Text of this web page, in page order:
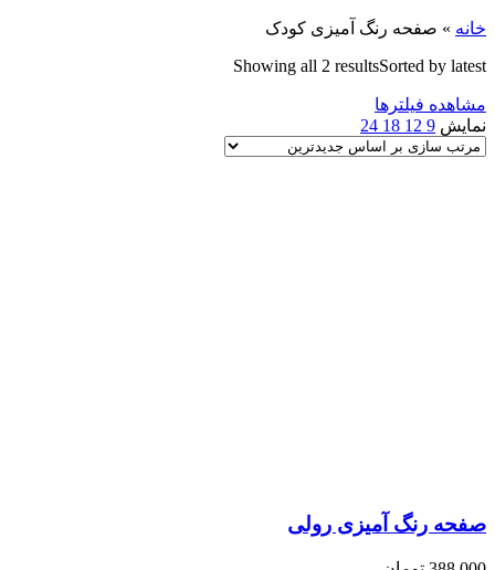
خانه » صفحه رنگ آمیزی کودک
Showing all 2 resultsSorted by latest
مشاهده فیلترها
نمایش 9
12
18
24
صفحه رنگ آمیزی رولی